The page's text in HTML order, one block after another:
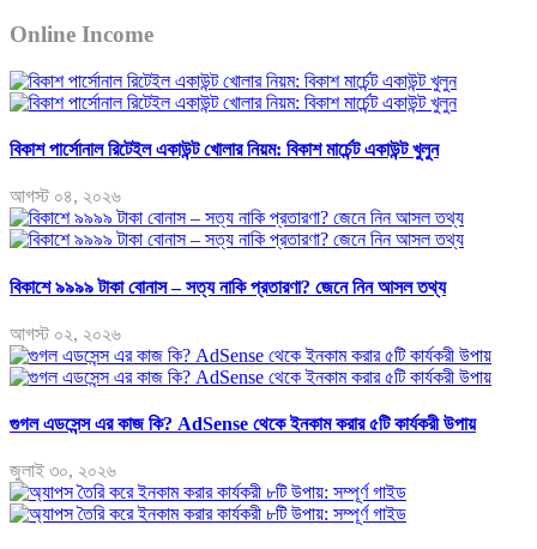
Online Income
বিকাশ পার্সোনাল রিটেইল একাউন্ট খোলার নিয়ম: বিকাশ মার্চেন্ট একাউন্ট খুলুন
আগস্ট ০৪, ২০২৬
বিকাশে ৯৯৯৯ টাকা বোনাস – সত্য নাকি প্রতারণা? জেনে নিন আসল তথ্য
আগস্ট ০২, ২০২৬
গুগল এডসেন্স এর কাজ কি? AdSense থেকে ইনকাম করার ৫টি কার্যকরী উপায়
জুলাই ৩০, ২০২৬